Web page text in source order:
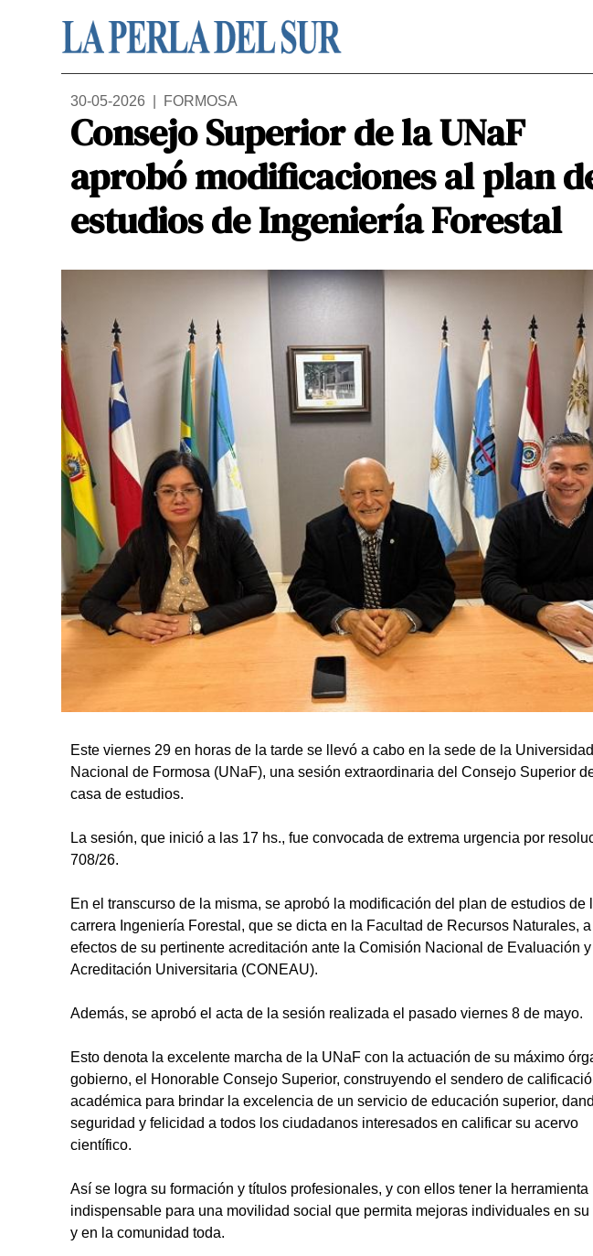
30-05-2026 | FORMOSA
Consejo Superior de la UNaF
aprobó modificaciones al plan
estudios de Ingeniería Forestal
Este viernes 29 en horas de la tarde se llevó a cabo en la sede de la Universidad
Nacional de Formosa (UNaF), una sesión extraordinaria del Consejo Superior
casa de estudios.
La sesión, que inició a las 17 hs., fue convocada de extrema urgencia por
708/26.
En el transcurso de la misma, se aprobó la modificación del plan de estudios de
carrera Ingeniería Forestal, que se dicta en la Facultad de Recursos Naturales,
efectos de su pertinente acreditación ante la Comisión Nacional de Evaluación y
Acreditación Universitaria (CONEAU).
Además, se aprobó el acta de la sesión realizada el pasado viernes 8 de mayo.
Esto denota la excelente marcha de la UNaF con la actuación de su máximo
gobierno, el Honorable Consejo Superior, construyendo el sendero de
académica para brindar la excelencia de un servicio de educación superior,
seguridad y felicidad a todos los ciudadanos interesados en calificar su acervo
científico.
Así se logra su formación y títulos profesionales, y con ellos tener la herramienta
indispensable para una movilidad social que permita mejoras individuales en su
y en la comunidad toda.